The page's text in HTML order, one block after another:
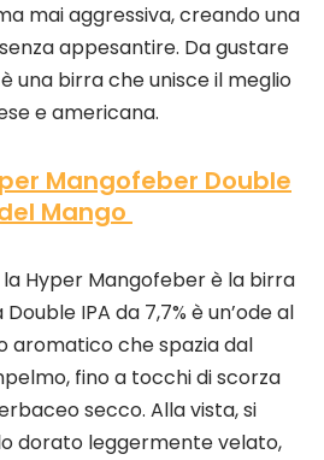
mai aggressiva, creando una
appesantire. Da gustare
una birra che unisce il meglio
e americana.
Mangofeber Double
Mango
la Hyper Mangofeber è la birra
IPA da 7,7% è un’ode al
aromatico che spazia dal
fino a tocchi di scorza
secco. Alla vista, si
dorato leggermente velato,